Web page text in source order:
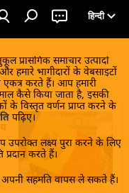
हिन्दी
प्रासंगिक समाचार उत्पादों
हमारे भागीदारों के वेबसाइटों
करते हैं। आप हमारी
कैसे किया जाता है, इसकी
के विस्तृत वर्णन प्राप्त करने के
पढ़िए।
लक्ष्य पुरा करने के लिए
करते हैं।
सहमति वापस ले सकते हैं।